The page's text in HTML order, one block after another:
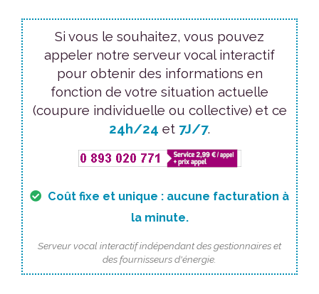
Si vous le souhaitez, vous pouvez
appeler notre serveur vocal interactif
pour obtenir des informations en
fonction de votre situation actuelle
(coupure individuelle ou collective) et ce
24h/24 et 7J/7.
Coût fixe et unique : aucune facturation à
la minute.
Serveur vocal interactif indépendant des gestionnaires et
des fournisseurs d'énergie.